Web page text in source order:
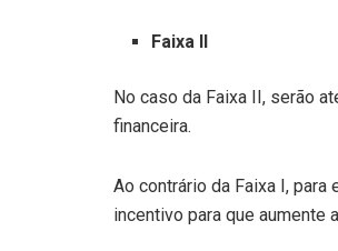
Faixa II
No caso da Faixa II, serão
financeira.
Ao contrário da Faixa I,
incentivo para que aumente